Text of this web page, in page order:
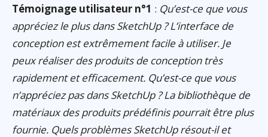
Témoignage utilisateur n°1 : Qu’est-ce que vous
appréciez le plus dans SketchUp ? L’interface de
conception est extrêmement facile à utiliser. Je
peux réaliser des produits de conception très
rapidement et efficacement. Qu’est-ce que vous
n’appréciez pas dans SketchUp ? La bibliothèque de
matériaux des produits prédéfinis pourrait être plus
fournie. Quels problèmes SketchUp résout-il et